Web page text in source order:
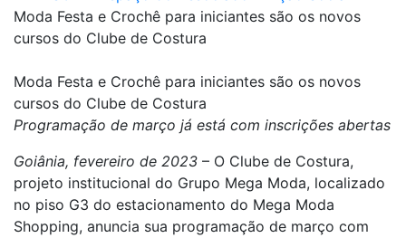
Moda Festa e Crochê para iniciantes são os novos
cursos do Clube de Costura
Moda Festa e Crochê para iniciantes são os novos
cursos do Clube de Costura
Programação de março já está com inscrições abertas
Goiânia, fevereiro de 2023 – O Clube de Costura,
projeto institucional do Grupo Mega Moda, localizado
no piso G3 do estacionamento do Mega Moda
Shopping, anuncia sua programação de março com